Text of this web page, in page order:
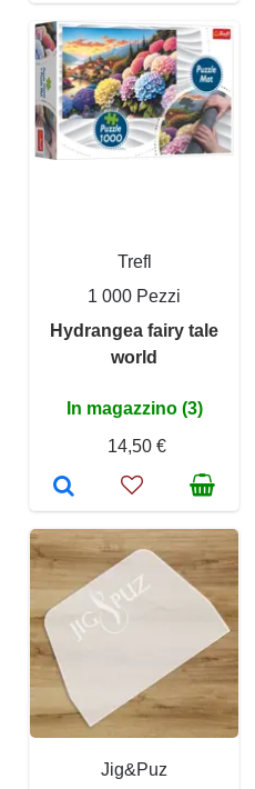
Trefl
1 000 Pezzi
Hydrangea fairy tale
world
In magazzino (3)
14,50 €
Jig&Puz